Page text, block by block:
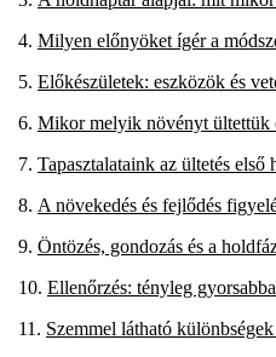
Milyen előnyöket ígér a
Előkészületek: eszközök és
Mikor melyik növényt ültettük
Tapasztalataink az ültetés első
A növekedés és fejlődés
Öntözés, gondozás és a
Ellenőrzés: tényleg
Szemmel látható